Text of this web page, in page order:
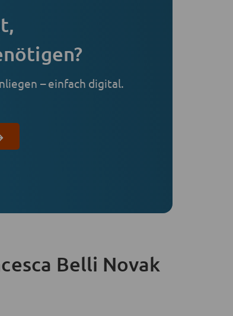
– einfach digital.
Belli Novak